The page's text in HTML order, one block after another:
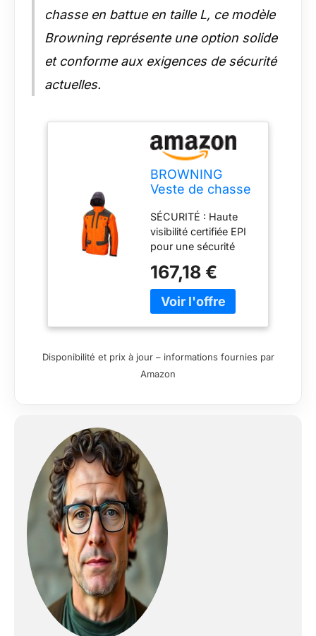
chasse en battue en taille L, ce modèle
Browning représente une option solide
et conforme aux exigences de sécurité
actuelles.
BROWNING
Veste de chasse
Orange - L
SÉCURITÉ : Haute
visibilité certifiée EPI
pour une sécurité
chasse. RÉSISTANT
AUX INTEMPÉRIES :
Équipé de la
PRATIQUE : Avec 2
FLEXIBLE : Capuche
pliable qui se range
facilement dans le col
pour une meilleure
adaptabilité.
CONFORT : Les
doubles zips
d'aération assurent
une circulation
optimale de l'air
167,18 €
Disponibilité et prix à jour – informations fournies par
Amazon